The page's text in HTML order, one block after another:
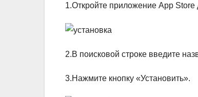
1.Откройте приложение App
2.В поисковой строке введите
3.Нажмите кнопку «Установить».